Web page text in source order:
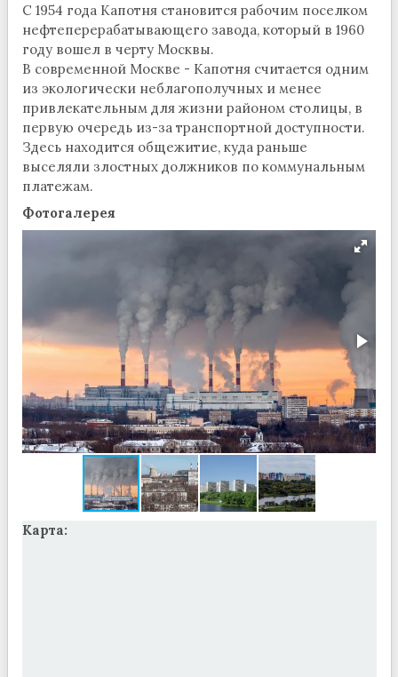
С 1954 года Капотня становится рабочим поселком
нефтеперерабатывающего завода, который в 1960
году вошел в черту Москвы.
В современной Москве - Капотня считается одним
из экологически неблагополучных и менее
привлекательным для жизни районом столицы, в
первую очередь из-за транспортной доступности.
Здесь находится общежитие, куда раньше
выселяли злостных должников по коммунальным
платежам.
Фотогалерея
Карта: